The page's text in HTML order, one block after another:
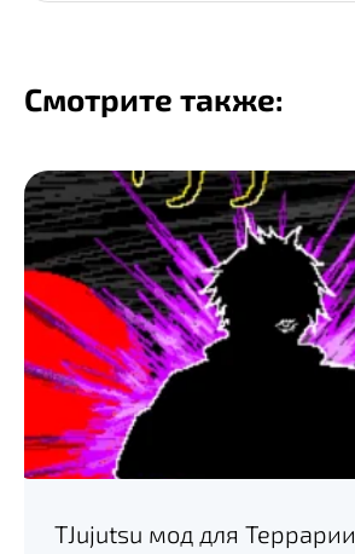
Смотрите также:
TJujutsu мод для Террарии